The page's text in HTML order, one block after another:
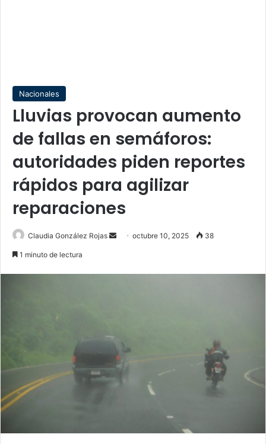
Nacionales
Lluvias provocan aumento
de fallas en semáforos:
autoridades piden reportes
rápidos para agilizar
reparaciones
Claudia González Rojas
Sendoctubre 10, 2025 38
1 minuto de lectura